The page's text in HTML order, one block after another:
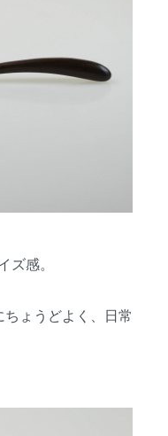
感。
ょうどよく、日常